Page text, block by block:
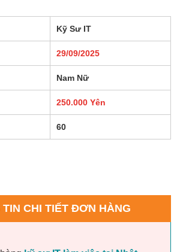
Kỹ Sư IT
29/09/2025
Nam Nữ
250.000 Yên
60
TIN CHI TIẾT ĐƠN HÀNG